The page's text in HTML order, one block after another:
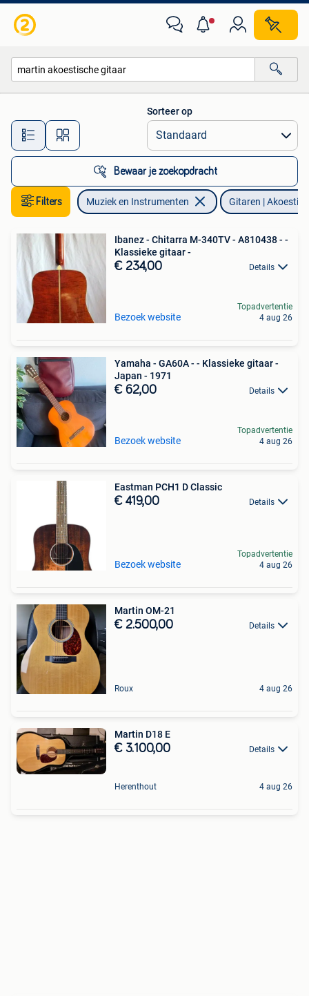
Alle afstanden…
Sorteer op
Bewaar je zoekopdracht
Filters Muziek en Instrumenten Gitaren |
Ibanez - Chitarra M-340TV - A810438 - -
Klassieke gitaar -
€ 234,00 Details
Bezoek website
Topadvertentie
4 aug 26
Yamaha - GA60A - - Klassieke gitaar -
Japan - 1971
€ 62,00 Details
Bezoek website
Topadvertentie
4 aug 26
Eastman PCH1 D Classic
€ 419,00 Details
Bezoek website
Topadvertentie
4 aug 26
Martin OM-21
€ 2.500,00 Details
Roux 4 aug 26
Martin D18 E
€ 3.100,00 Details
Herenthout 4 aug 26